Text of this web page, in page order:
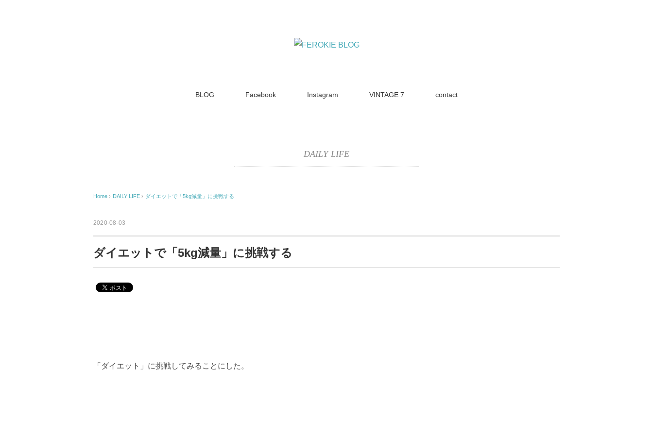
BLOG Facebook Instagram VINTAGE 7 contact
DAILY LIFE
Home › DAILY LIFE › ダイエットで「5kg減量」に挑戦する
2020-08-03
ダイエットで「5kg減量」に挑戦する
「ダイエット」に挑戦してみることにした。